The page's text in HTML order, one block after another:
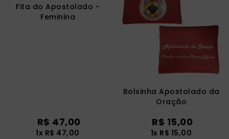
Fita do Apostolado -
Feminina
R$ 47,00
1x R$ 47,00
Bolsinha Apostolado da
Oração
R$ 15,00
1x R$ 15,00
7º patristica